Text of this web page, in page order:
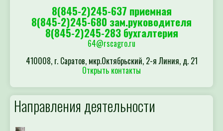
8(845-2)245-637 приемная
8(845-2)245-680 зам.руководителя
8(845-2)245-283 бухгалтерия
64@rscagro.ru
410008, г. Саратов, мкр.Октябрьский, 2-я Линия, д. 21
Открыть контакты
Направления деятельности